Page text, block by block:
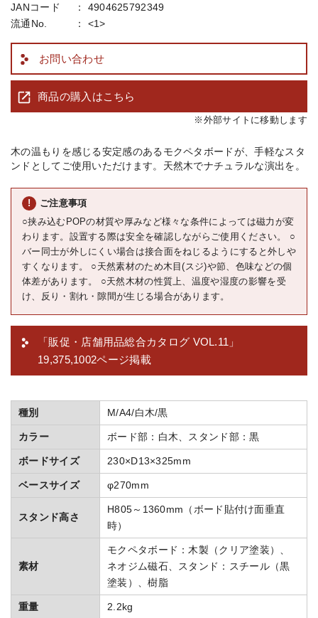
JANコード
4904625792349
流通No.
<1>
お問い合わせ
商品の購入はこちら
※外部サイトに移動します
木の温もりを感じる安定感のあるモクペタボードが、手軽なスタ
ンドとしてご使用いただけます。天然木でナチュラルな演出を。
ご注意事項
○挟み込むPOPの材質や厚みなど様々な条件によっては磁力が変
わります。設置する際は安全を確認しながらご使用ください。 ○
バー同士が外しにくい場合は接合面をねじるようにすると外しや
すくなります。 ○天然素材のため木目(スジ)や節、色味などの個
体差があります。 ○天然木材の性質上、温度や湿度の影響を受
け、反り・割れ・隙間が生じる場合があります。
「販促・店舗用品総合カタログ VOL.11」
19,375,1002ページ掲載
種別 M/A4/白木/黒
カラー ボード部：白木、スタンド部：黒
ボードサイズ 230×D13×325mm
ベースサイズ φ270mm
スタンド高さ
H805～1360mm（ボード貼付け面垂直
時）
素材
モクペタボード：木製（クリア塗装）、
ネオジム磁石、スタンド：スチール（黒
塗装）、樹脂
重量 2.2kg